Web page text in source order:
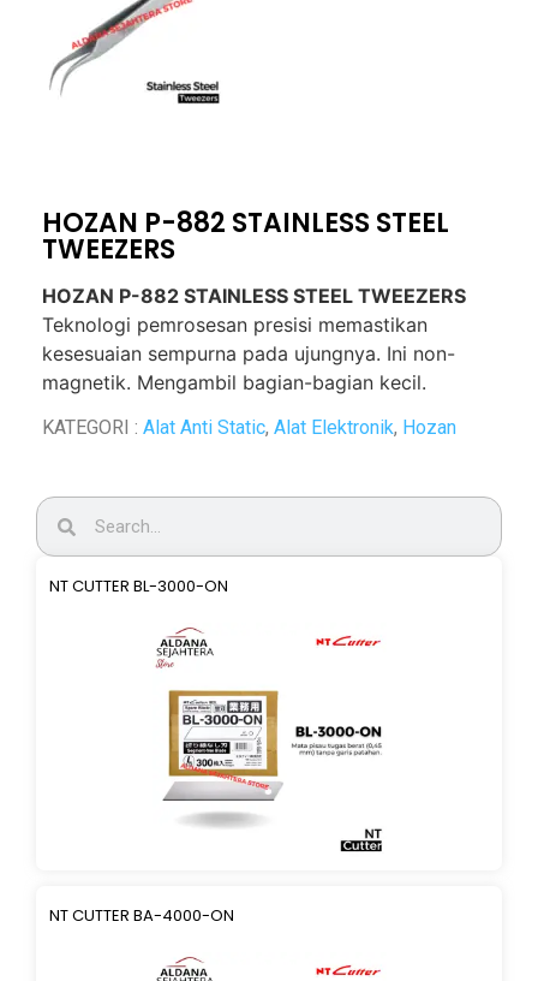
HOZAN P-882 STAINLESS STEEL
TWEEZERS
HOZAN P-882 STAINLESS STEEL TWEEZERS
Teknologi pemrosesan presisi memastikan
kesesuaian sempurna pada ujungnya. Ini non-
magnetik. Mengambil bagian-bagian kecil.
KATEGORI : Alat Anti Static, Alat Elektronik, Hozan
NT CUTTER BL-3000-ON
NT CUTTER BA-4000-ON